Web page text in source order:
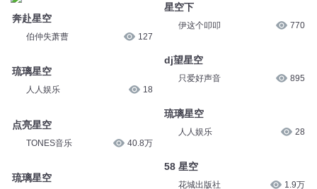
奔赴星空
伯仲失萧曹 127
琉璃星空
人人娱乐 18
点亮星空
TONES音乐 40.8万
琉璃星空
星空下
伊这个叩叩 770
dj望星空
只爱好声音 895
琉璃星空
人人娱乐 28
58 星空
花城出版社 1.9万